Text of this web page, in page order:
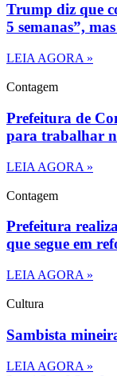
Trump diz que
5 semanas”,
LEIA AGORA »
Contagem
Prefeitura de
para trabalhar
LEIA AGORA »
Contagem
Prefeitura
que segue em
LEIA AGORA »
Cultura
Sambista
LEIA AGORA »